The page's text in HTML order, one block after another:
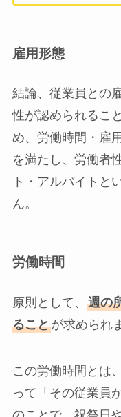
雇用形態
結論、従業員との
性が認められるこ
め、労働時間・雇
を満たし、労働者
ト・アルバイトと
ん。
労働時間
原則として、 週の
ることが求められ
この労働時間とは
って「その従業員